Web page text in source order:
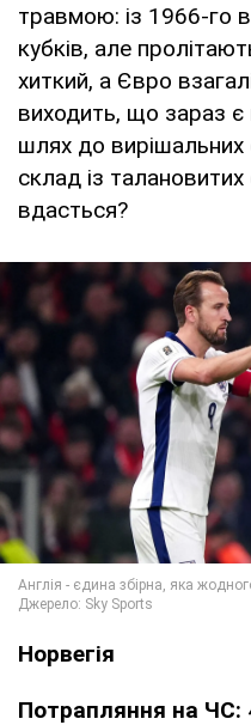
травмою: із 1966-го
кубків, але
хиткий, а Євро
виходить, що зараз
шлях до вирішальних
склад із талановитих
вдасться?
Норвегія
Потрапляння на ЧС: